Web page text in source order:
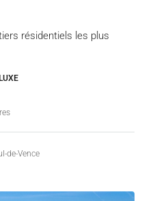
résidentiels les plus
de-Vence